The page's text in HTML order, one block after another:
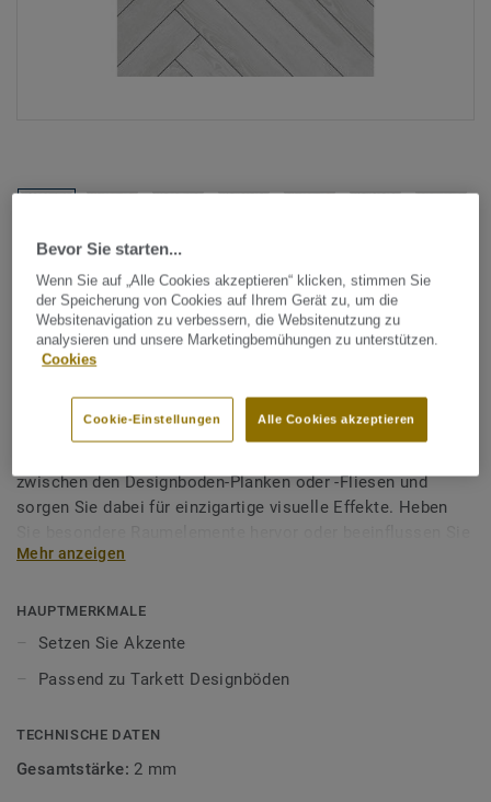
Alle Designs anzeigen (8)
Tarkett Zubehör Komplettsortiment|Profile & Verlegeabschluss
Akzentstreifen für
Designböden - BLACK
zwischen den Designboden-Planken oder -Fliesen und
sorgen Sie dabei für einzigartige visuelle Effekte. Heben
die Wahrnehmung der Raumdimension.
Mehr anzeigen
HAUPTMERKMALE
Setzen Sie Akzente
Passend zu Tarkett Designböden
TECHNISCHE DATEN
Gesamtstärke: 2 mm
Bevor Sie starten...
Wenn Sie auf „Alle Cookies akzeptieren“ klicken, stimmen Sie
der Speicherung von Cookies auf Ihrem Gerät zu, um die
Websitenavigation zu verbessern, die Websitenutzung zu
analysieren und unsere Marketingbemühungen zu unterstützen.
Cookies
Alle Cookies akzeptieren
Cookie-Einstellungen